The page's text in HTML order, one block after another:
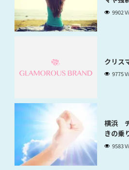
9902
クリス
9775
横浜 チャ
きの乗
9583